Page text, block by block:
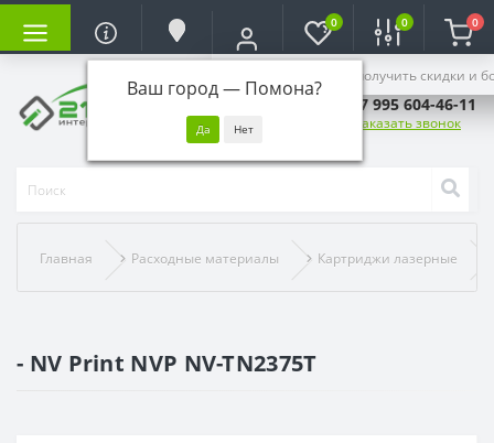
Ваш город — Помона?
Войдите, чтобы получить скидки и
0 0 0
+7 995 604-46-11
Заказать звонок
Главная Расходные материалы Картриджи лазерные
- NV Print NVP NV-TN2375T